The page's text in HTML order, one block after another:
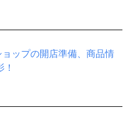
ップの開店準備、商品情